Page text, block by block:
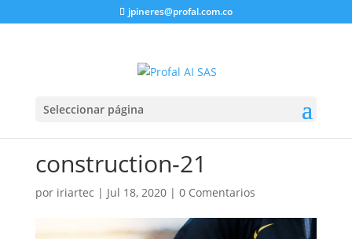
jpineres@profal.com.co
Seleccionar página
construction-21
por iriartec | Jul 18, 2020| 0 Comentarios